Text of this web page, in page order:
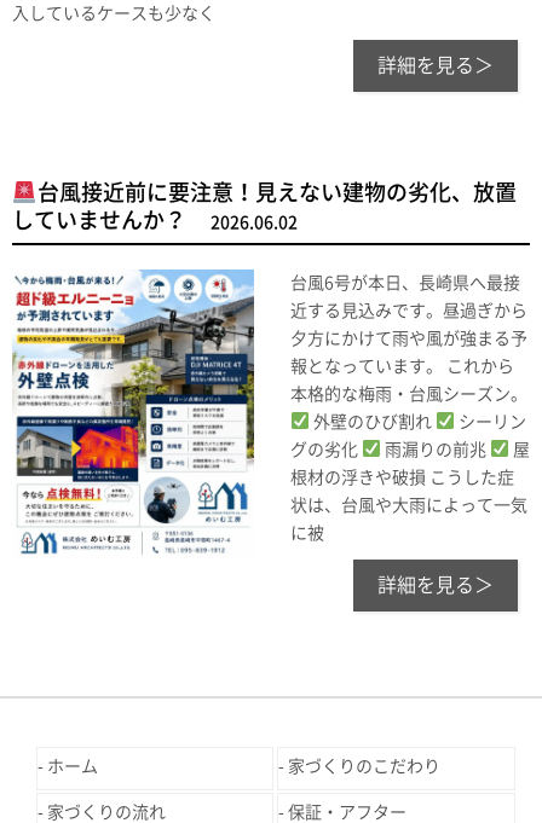
入しているケースも少なく
詳細を見る＞
台風接近前に要注意！見えない建物の劣化、放置
していませんか？
2026.06.02
台風6号が本日、長崎県へ最接
近する見込みです。昼過ぎから
夕方にかけて雨や風が強まる予
報となっています。 これから
本格的な梅雨・台風シーズン。
外壁のひび割れ
シーリン
グの劣化
雨漏りの前兆
屋
根材の浮きや破損 こうした症
状は、台風や大雨によって一気
に被
詳細を見る＞
ホーム 家づくりのこだわり
家づくりの流れ 保証・アフター